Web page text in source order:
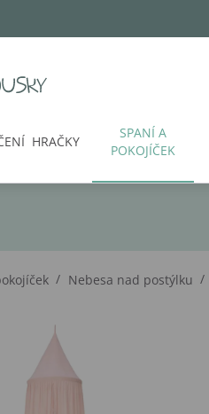
HRAČKY
SPANÍ A
POKOJÍČEK
/ Nebesa nad postýlku /